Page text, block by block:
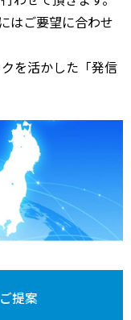
はご要望に合わせ
を活かした「発信
提案